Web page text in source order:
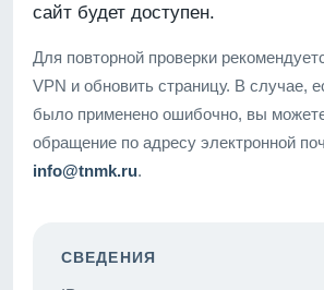
сайт будет доступен.
Для повторной проверки
VPN и обновить страницу. В случае,
было применено ошибочно, вы
обращение по адресу электронной
info@tnmk.ru.
СВЕДЕНИЯ